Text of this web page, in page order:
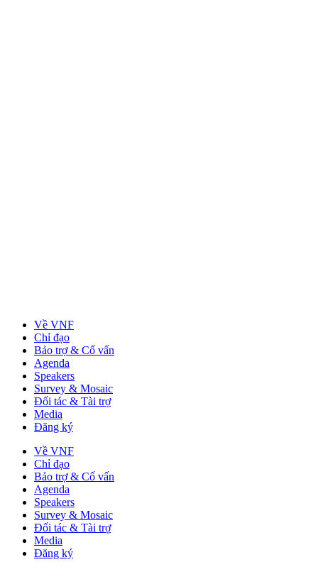
Về VNF
Chỉ đạo
Bảo trợ & Cố vấn
Agenda
Speakers
Survey & Mosaic
Đối tác & Tài trợ
Media
Đăng ký
Về VNF
Chỉ đạo
Bảo trợ & Cố vấn
Agenda
Speakers
Survey & Mosaic
Đối tác & Tài trợ
Media
Đăng ký